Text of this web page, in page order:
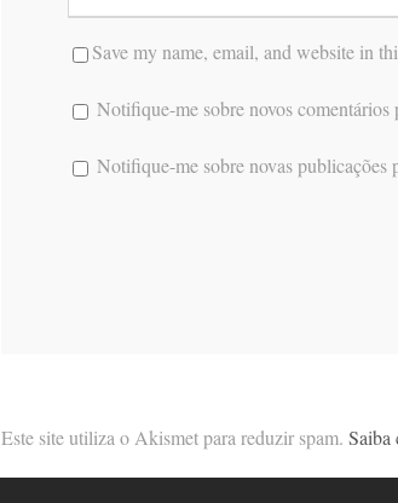
Save my name, email, and website in
Notifique-me sobre novos comentários
Notifique-me sobre novas publicações
Este site utiliza o Akismet para reduzir spam. Saiba